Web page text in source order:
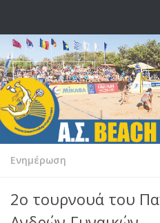
Ενημέρωση
2o τουρνουά του